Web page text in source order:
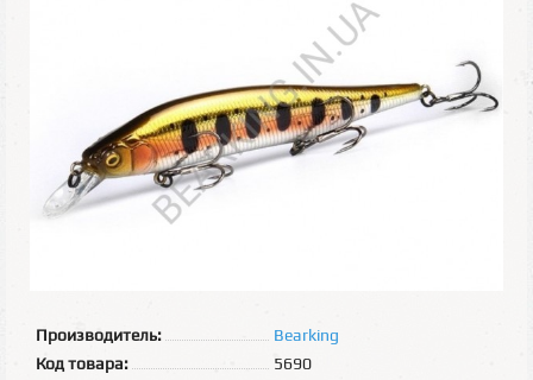
Производитель:
Bearking
Код товара:
5690